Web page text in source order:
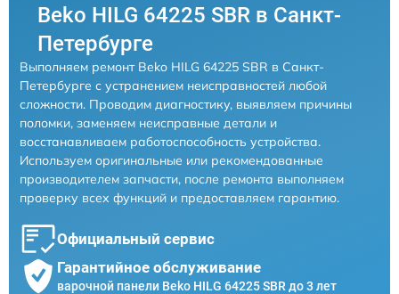
Beko HILG 64225 SBR в Санкт-
Петербурге
Выполняем ремонт Beko HILG 64225 SBR в Санкт-
Петербурге с устранением неисправностей любой
сложности. Проводим диагностику, выявляем причины
поломки, заменяем неисправные детали и
восстанавливаем работоспособность устройства.
Используем оригинальные или рекомендованные
производителем запчасти, после ремонта выполняем
проверку всех функций и предоставляем гарантию.
Официальный сервис
Гарантийное обслуживание
варочной панели Beko HILG 64225 SBR до 3 лет